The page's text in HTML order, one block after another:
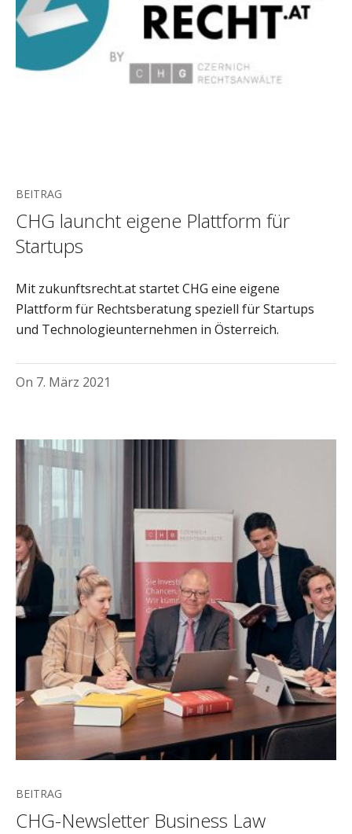
BEITRAG
CHG launcht eigene Plattform für
Startups
Mit zukunftsrecht.at startet CHG eine eigene
Plattform für Rechtsberatung speziell für Startups
und Technologieunternehmen in Österreich.
On 7. März 2021
BEITRAG
CHG-Newsletter Business Law